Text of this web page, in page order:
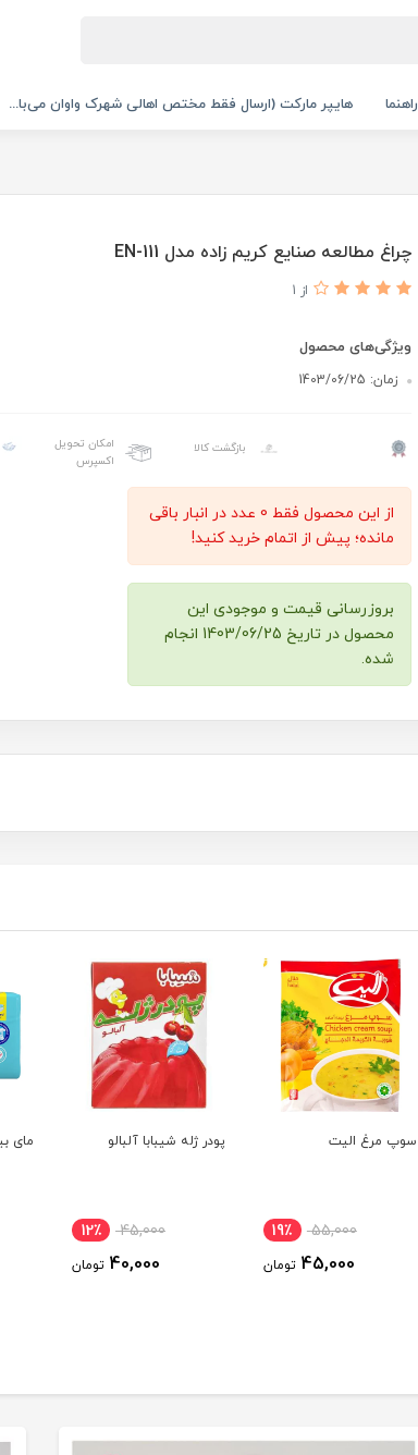
راهنما هایپر مارکت (ارسال فقط مختص اهالی شهرک واوان می‌با...
چراغ مطالعه صنایع کریم زاده مدل EN-111
از 1
ویژگی‌های محصول
زمان: 1403/06/25
بازگشت کالا
امکان تحویل
اکسپرس
از این محصول فقط 0 عدد در انبار باقی
مانده؛ پیش از اتمام خرید کنید!
بروزرسانی قیمت و موجودی این
محصول در تاریخ 1403/06/25 انجام
شده.
سوپ مرغ الیت
55,000 19٪
45,000 تومان
پودر ژله شیبابا آلبالو
45,000 12٪
40,000 تومان
مای بیبی